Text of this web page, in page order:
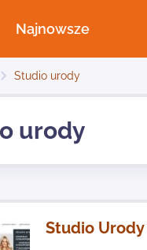
Najnowsze
Studio urody
urody
Studio